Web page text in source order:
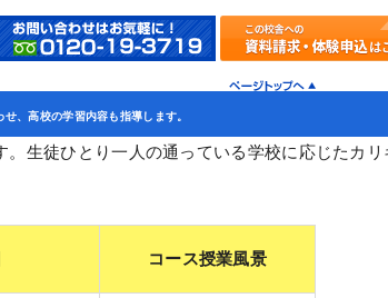
、高校の学習内容も指導します。
生徒ひとり一人の通っている学校に応じたカ
コース授業風景